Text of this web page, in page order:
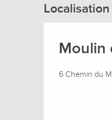
Localisation
Moulin
6 Chemin du